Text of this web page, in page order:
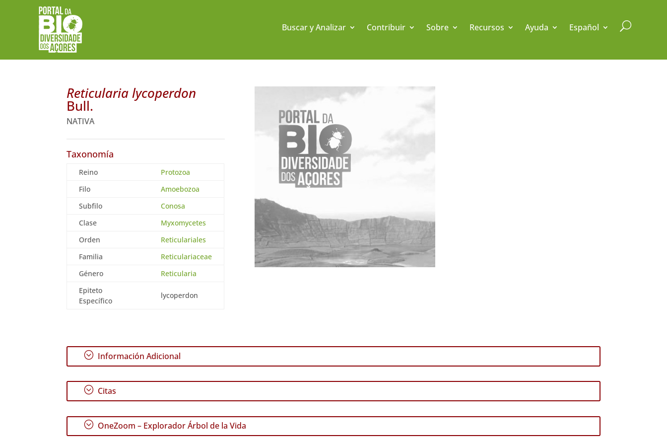
Buscar y Analizar Contribuir Sobre Recursos Ayuda Español U
Reticularia lycoperdon
Bull.
NATIVA
Taxonomía
Reino
Protozoa
Filo
Amoebozoa
Subfilo
Conosa
Clase
Myxomycetes
Orden
Reticulariales
Familia
Reticulariaceae
Género
Reticularia
Epiteto
Específico
lycoperdon
; Información Adicional
; Citas
; OneZoom – Explorador Árbol de la Vida